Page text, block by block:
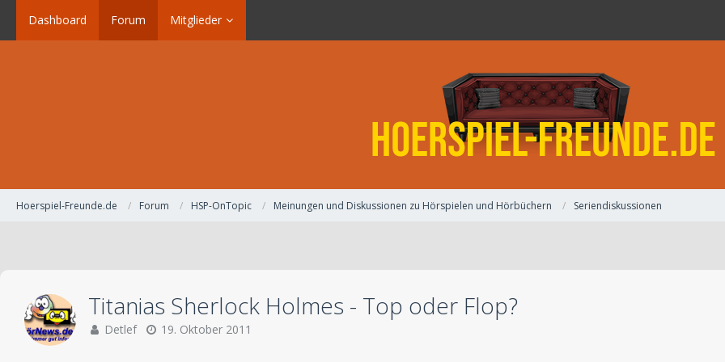
Dashboard Forum Mitglieder
Hoerspiel-Freunde.de Forum HSP-OnTopic Meinungen und Diskussionen zu Hörspielen und Hörbüchern Seriendiskussionen
Titanias Sherlock Holmes - Top oder Flop?
Detlef 19. Oktober 2011